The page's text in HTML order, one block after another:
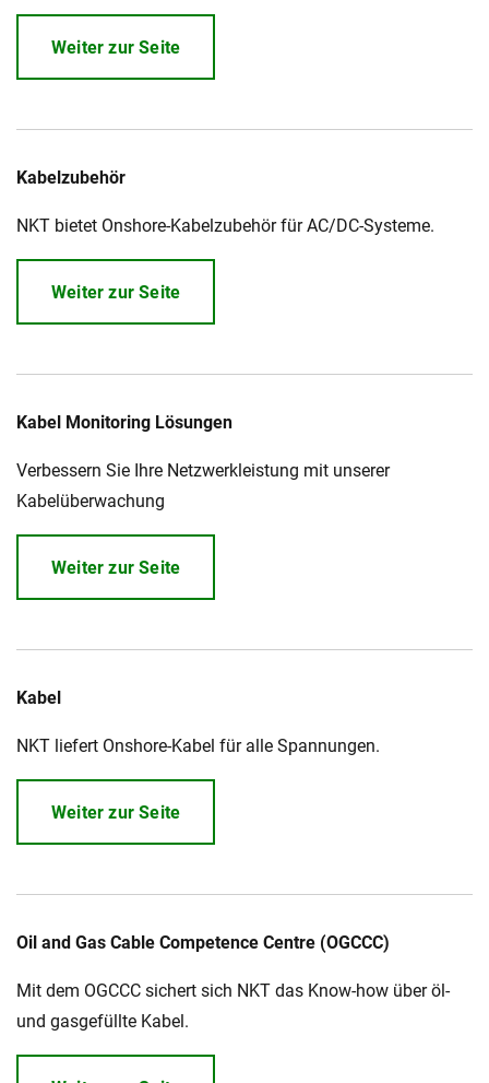
Weiter zur Seite
Kabelzubehör
NKT bietet Onshore-Kabelzubehör für AC/DC-Systeme.
Weiter zur Seite
Kabel Monitoring Lösungen
Verbessern Sie Ihre Netzwerkleistung mit unserer
Kabelüberwachung
Weiter zur Seite
Kabel
NKT liefert Onshore-Kabel für alle Spannungen.
Weiter zur Seite
Oil and Gas Cable Competence Centre (OGCCC)
Mit dem OGCCC sichert sich NKT das Know-how über öl-
und gasgefüllte Kabel.